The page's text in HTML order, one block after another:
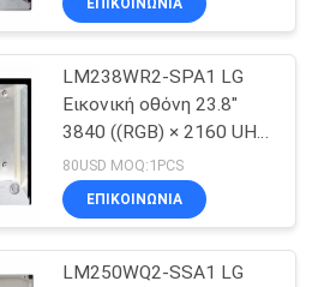
16
LM238WR2-SPA1 LG
Εικονική οθόνη 23.8"
3840 ((RGB) × 2160 UHD
185PPI 300 cd/m2
Βιομηχανική οθόνη LCD
80USD MOQ:1PCS
ΕΠΙΚΟΙΝΩΝΙΑ
LM250WQ2-SSA1 LG